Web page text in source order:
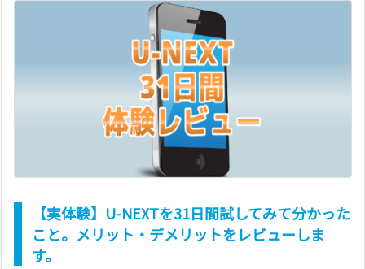
【実体験】U-NEXTを31日間試してみて分かった
こと。メリット・デメリットをレビューしま
す。